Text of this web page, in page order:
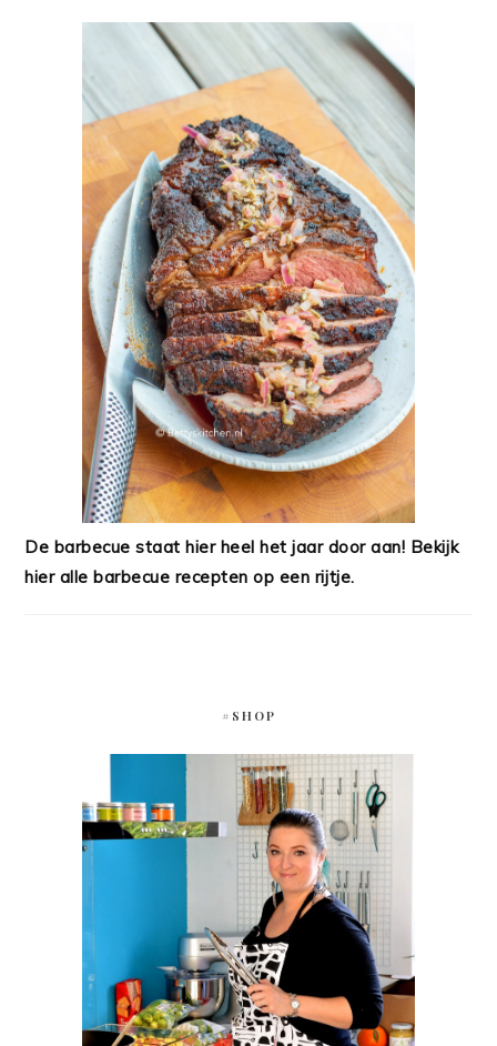
De barbecue staat hier heel het jaar door aan! Bekijk
hier alle barbecue recepten op een rijtje.
#SHOP